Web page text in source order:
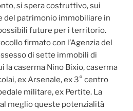
si spera costruttivo, sui
del patrimonio immobiliare in
future per i territorio.
firmato con l’Agenzia del
di sette immobili di
la caserma Nino Bixio, caserma
ex Arsenale, ex 3° centro
militare, ex Pertite. La
meglio queste potenzialità